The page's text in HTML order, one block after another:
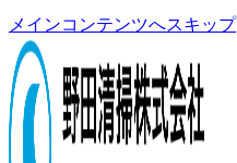
メインコンテンツへスキップ